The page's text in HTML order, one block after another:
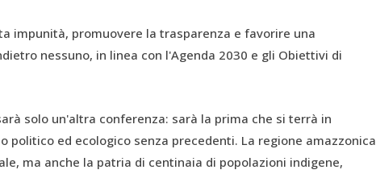
impunità, promuovere la trasparenza e favorire una
nessuno, in linea con l'Agenda 2030 e gli Obiettivi di
solo un'altra conferenza: sarà la prima che si terrà in
politico ed ecologico senza precedenti. La regione amazzonica
ma anche la patria di centinaia di popolazioni indigene,